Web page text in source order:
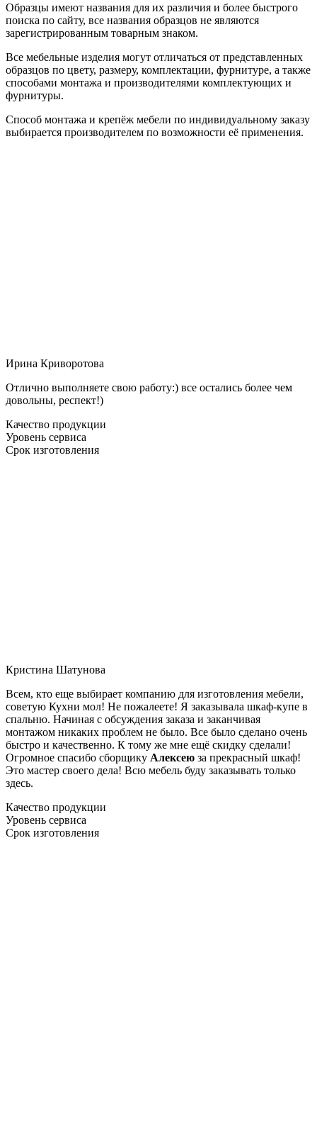
Образцы имеют названия для их различия и более быстрого
поиска по сайту, все названия образцов не являются
зарегистрированным товарным знаком.
Все мебельные изделия могут отличаться от представленных
образцов по цвету, размеру, комплектации, фурнитуре, а также
способами монтажа и производителями комплектующих и
фурнитуры.
Способ монтажа и крепёж мебели по индивидуальному заказу
выбирается производителем по возможности её применения.
Ирина Криворотова
Отлично выполняете свою работу:) все остались более чем
довольны, респект!)
Качество продукции
Уровень сервиса
Срок изготовления
Кристина Шатунова
Всем, кто еще выбирает компанию для изготовления мебели,
советую Кухни мол! Не пожалеете! Я заказывала шкаф-купе в
спальню. Начиная с обсуждения заказа и заканчивая
монтажом никаких проблем не было. Все было сделано очень
быстро и качественно. К тому же мне ещё скидку сделали!
Огромное спасибо сборщику Алексею за прекрасный шкаф!
Это мастер своего дела! Всю мебель буду заказывать только
здесь.
Качество продукции
Уровень сервиса
Срок изготовления